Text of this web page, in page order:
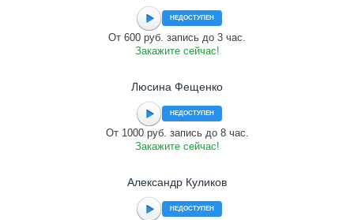
НЕДОСТУПЕН
От 600 руб. запись до 3 час.
Закажите сейчас!
Люсина Фещенко
НЕДОСТУПЕН
От 1000 руб. запись до 8 час.
Закажите сейчас!
Александр Куликов
НЕДОСТУПЕН